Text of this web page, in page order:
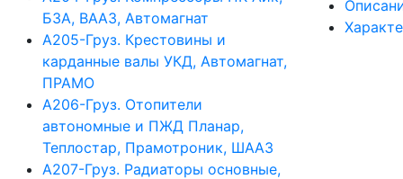
БЗА, ВААЗ, Автомагнат
А205-Груз. Крестовины и
карданные валы УКД, Автомагнат,
ПРАМО
А206-Груз. Отопители
автономные и ПЖД Планар,
Теплостар, Прамотроник, ШААЗ
А207-Груз. Радиаторы основные,